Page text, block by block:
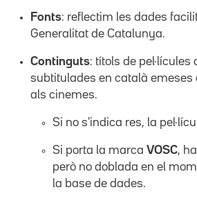
Fonts: reflectim les dades
Generalitat de Catalunya.
Continguts: títols de pel·lícules
subtitulades en català emeses
als cinemes.
Si no s'indica res, la
Si porta la marca VOSC,
però no doblada en el
la base de dades.